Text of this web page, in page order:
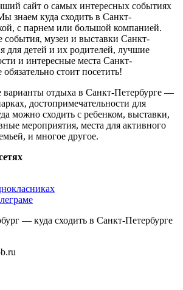
сайт о самых интересных событиях
знаем куда сходить в Санкт-
с парнем или большой компанией.
события, музеи и выставки Санкт-
для детей и их родителей, лучшие
и интересные места Санкт-
стоит посетить!
отдыха в Санкт-Петербурге —
достопримечательности для
можно сходить с ребенком, выставки,
мероприятия, места для активного
и многое другое.
— куда сходить в Санкт-Петербурге